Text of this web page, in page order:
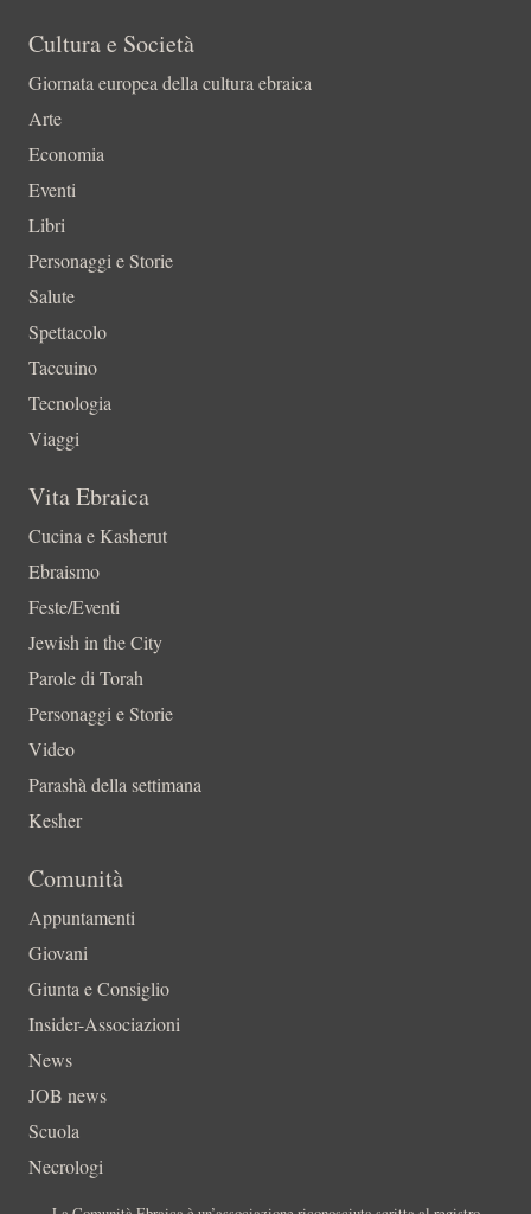
Cultura e Società
Giornata europea della cultura ebraica
Arte
Economia
Eventi
Libri
Personaggi e Storie
Salute
Spettacolo
Taccuino
Tecnologia
Viaggi
Vita Ebraica
Cucina e Kasherut
Ebraismo
Feste/Eventi
Jewish in the City
Parole di Torah
Personaggi e Storie
Video
Parashà della settimana
Kesher
Comunità
Appuntamenti
Giovani
Giunta e Consiglio
Insider-Associazioni
News
JOB news
Scuola
Necrologi